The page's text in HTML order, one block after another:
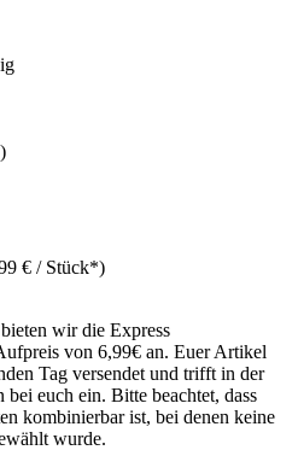
€ / Stück*)
wir die Express
von 6,99€ an. Euer Artikel
Tag versendet und trifft in der
euch ein. Bitte beachtet, dass
kombinierbar ist, bei denen keine
wurde.